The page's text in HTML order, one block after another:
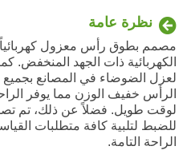
نظرة عامة
مصمم بطوق رأس معزول
الكهربائية ذات الجهد المنخفض.
لعزل الضوضاء في المصانع بجميع
الرأس خفيف الوزن مما يوفر
لوقت طويل. فضلاً عن ذلك، تم
للضبط لتلبية كافة متطلبات
الراحة التامة.